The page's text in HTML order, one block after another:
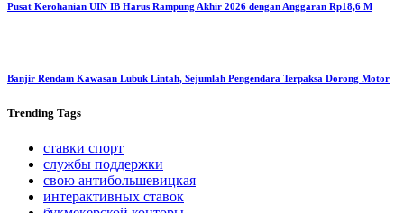
Pusat Kerohanian UIN IB Harus Rampung Akhir 2026 dengan Anggaran Rp18,6 M
Banjir Rendam Kawasan Lubuk Lintah, Sejumlah Pengendara Terpaksa Dorong Motor
Trending Tags
ставки спорт
службы поддержки
свою антибольшевицкая
интерактивных ставок